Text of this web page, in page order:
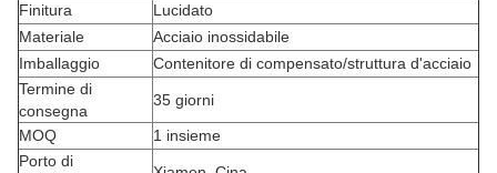
Finitura
Lucidato
Materiale
Acciaio inossidabile
Imballaggio
Contenitore di compensato/struttura d'acciaio
Termine di
consegna
35 giorni
MOQ
1 insieme
Porto di